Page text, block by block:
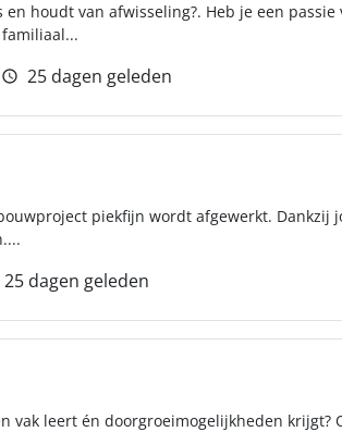
houdt van afwisseling?. Heb je een
25 dagen geleden
piekfijn wordt afgewerkt. Dankzij
25 dagen geleden
vak leert én doorgroeimogelijkheden krijgt?